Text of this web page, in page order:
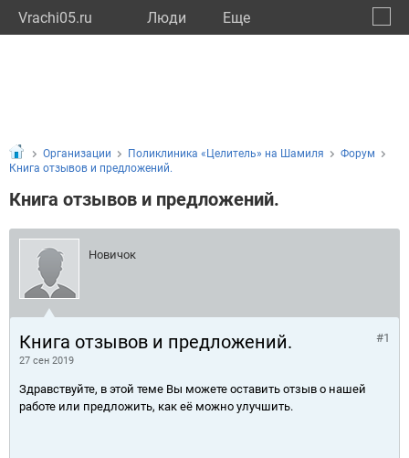
Vrachi05.ru Люди Eще
Организации Поликлиника «Целитель» на Шамиля
Форум
Книга отзывов и предложений.
Книга отзывов и предложений.
Новичок
Книга отзывов и предложений.
27 сен 2019
#1
Здравствуйте, в этой теме Вы можете оставить отзыв о нашей
работе или предложить, как её можно улучшить.